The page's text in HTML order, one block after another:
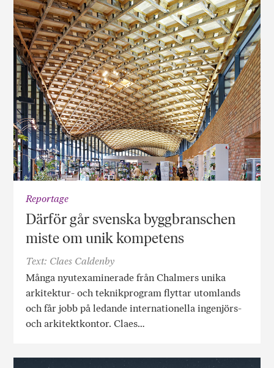
Reportage
Därför går svenska byggbranschen
miste om unik kompetens
Text: Claes Caldenby
Många nyutexaminerade från Chalmers unika
arkitektur- och teknikprogram flyttar utomlands
och får jobb på ledande internationella ingenjörs-
och arkitektkontor. Claes…